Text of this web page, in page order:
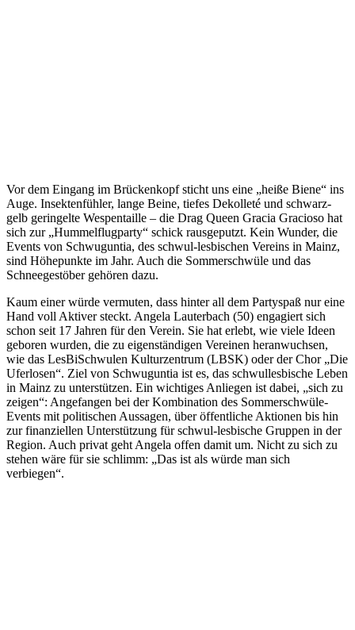
Vor dem Eingang im Brückenkopf sticht uns eine „heiße Biene“ ins
Auge. Insektenfühler, lange Beine, tiefes Dekolleté und schwarz-
gelb geringelte Wespentaille – die Drag Queen Gracia Gracioso hat
sich zur „Hummelflugparty“ schick rausgeputzt. Kein Wunder, die
Events von Schwuguntia, des schwul-lesbischen Vereins in Mainz,
sind Höhepunkte im Jahr. Auch die Sommerschwüle und das
Schneegestöber gehören dazu.
Kaum einer würde vermuten, dass hinter all dem Partyspaß nur eine
Hand voll Aktiver steckt. Angela Lauterbach (50) engagiert sich
schon seit 17 Jahren für den Verein. Sie hat erlebt, wie viele Ideen
geboren wurden, die zu eigenständigen Vereinen heranwuchsen,
wie das LesBiSchwulen Kulturzentrum (LBSK) oder der Chor „Die
Uferlosen“. Ziel von Schwuguntia ist es, das schwullesbische Leben
in Mainz zu unterstützen. Ein wichtiges Anliegen ist dabei, „sich zu
zeigen“: Angefangen bei der Kombination des Sommerschwüle-
Events mit politischen Aussagen, über öffentliche Aktionen bis hin
zur finanziellen Unterstützung für schwul-lesbische Gruppen in der
Region. Auch privat geht Angela offen damit um. Nicht zu sich zu
stehen wäre für sie schlimm: „Das ist als würde man sich
verbiegen“.